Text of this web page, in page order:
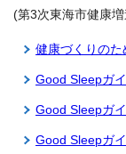
(第3次東海市健康
健康づくりの
Good Sleepガ
Good Sleepガ
Good Sleepガ